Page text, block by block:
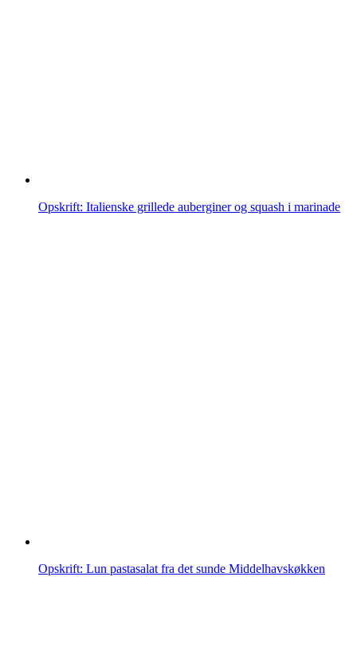
Opskrift: Italienske grillede auberginer og squash i marinade
Opskrift: Lun pastasalat fra det sunde Middelhavskøkken